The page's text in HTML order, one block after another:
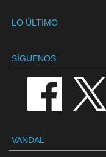
LO ÚLTIMO
SÍGUENOS
VANDAL